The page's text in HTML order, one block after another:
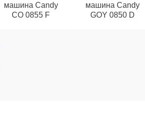
машина Candy
CO 0855 F
машина Candy
GOY 0850 D